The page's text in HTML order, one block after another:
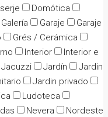
Domótica
Galería Garaje
Garaje
Grés / Cerámica
Interior
Interior e
Jacuzzi Jardín
Jardin
Jardin privado
Ludoteca
Nevera
Nordeste